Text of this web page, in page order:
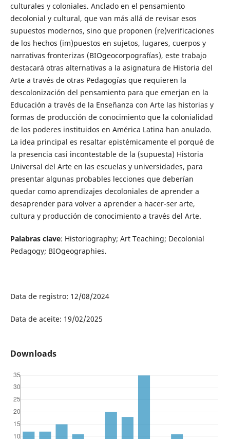
culturales y coloniales. Anclado en el pensamiento
decolonial y cultural, que van más allá de revisar esos
supuestos modernos, sino que proponen (re)verificaciones
de los hechos (im)puestos en sujetos, lugares, cuerpos y
narrativas fronterizas (BIOgeocorpografías), este trabajo
destacará otras alternativas a la asignatura de Historia del
Arte a través de otras Pedagogías que requieren la
descolonización del pensamiento para que emerjan en la
Educación a través de la Enseñanza con Arte las historias y
formas de producción de conocimiento que la colonialidad
de los poderes instituidos en América Latina han anulado.
La idea principal es resaltar epistémicamente el porqué de
la presencia casi incontestable de la (supuesta) Historia
Universal del Arte en las escuelas y universidades, para
presentar algunas probables lecciones que deberían
quedar como aprendizajes decoloniales de aprender a
desaprender para volver a aprender a hacer-ser arte,
cultura y producción de conocimiento a través del Arte.
Palabras clave: Historiography; Art Teaching; Decolonial
Pedagogy; BIOgeographies.
Data de registro: 12/08/2024
Data de aceite: 19/02/2025
Downloads